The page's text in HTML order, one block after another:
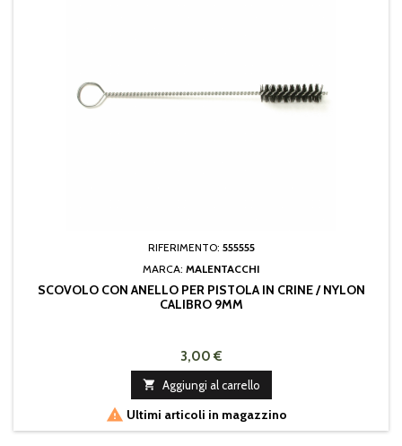
RIFERIMENTO: 555555
MARCA: MALENTACCHI
SCOVOLO CON ANELLO PER PISTOLA IN CRINE / NYLON
CALIBRO 9MM
3,00 €
 Aggiungi al carrello
 Ultimi articoli in magazzino